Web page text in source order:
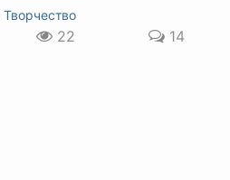
Творчество
22 14